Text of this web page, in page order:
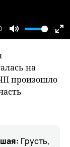
Mute
на
произошло
Грусть,